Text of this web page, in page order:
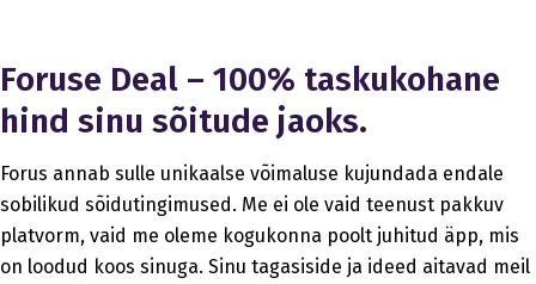
Foruse Deal – 100% taskukohane
hind sinu sõitude jaoks.
Forus annab sulle unikaalse võimaluse kujundada endale
sobilikud sõidutingimused. Me ei ole vaid teenust pakkuv
platvorm, vaid me oleme kogukonna poolt juhitud äpp, mis
on loodud koos sinuga. Sinu tagasiside ja ideed aitavad meil